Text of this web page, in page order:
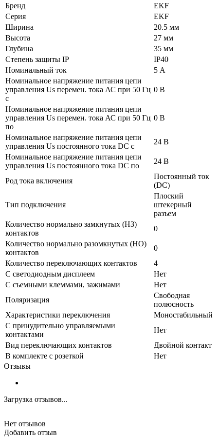
Бренд
EKF
Серия
EKF
Ширина
20.5 мм
Высота
27 мм
Глубина
35 мм
Степень защиты IP
IP40
Номинальный ток
5 А
Номинальное напряжение питания цепи
управления Us перемен. тока АС при 50 Гц
с
0 В
Номинальное напряжение питания цепи
управления Us перемен. тока АС при 50 Гц
по
0 В
Номинальное напряжение питания цепи
управления Us постоянного тока DC с
24 В
Номинальное напряжение питания цепи
управления Us постоянного тока DC по
24 В
Род тока включения
Постоянный ток
(DC)
Тип подключения
Плоский
штекерный
разъем
Количество нормально замкнутых (НЗ)
контактов
0
Количество нормально разомкнутых (НО)
контактов
0
Количество переключающих контактов
4
С светодиодным дисплеем
Нет
С съемными клеммами, зажимами
Нет
Поляризация
Свободная
полюсность
Характеристики переключения
Моностабильный
С принудительно управляемыми
контактами
Нет
Вид переключающих контактов
Двойной контакт
В комплекте с розеткой
Нет
Отзывы
Загрузка отзывов...
Нет отзывов
Добавить отзыв